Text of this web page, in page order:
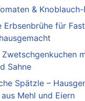
&
Erbsenbrühe für
Zwetschgenkuchen
Sahne
Spätzle –
Mehl und Eiern